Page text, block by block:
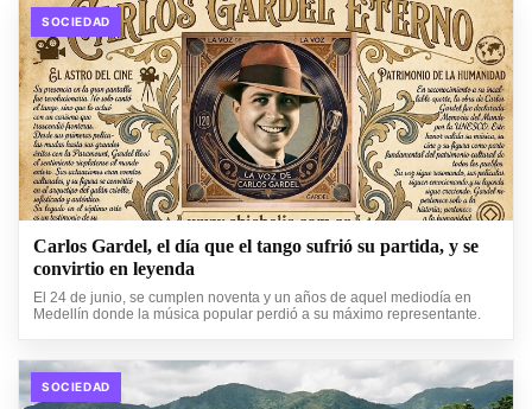
SOCIEDAD
Carlos Gardel, el día que el tango sufrió su partida, y se
convirtio en leyenda
El 24 de junio, se cumplen noventa y un años de aquel mediodía en
Medellín donde la música popular perdió a su máximo representante.
SOCIEDAD